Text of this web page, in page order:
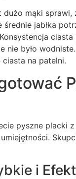
mąki sprawi,
jabłka
nie było
na patelni.
pyszne placki z
i